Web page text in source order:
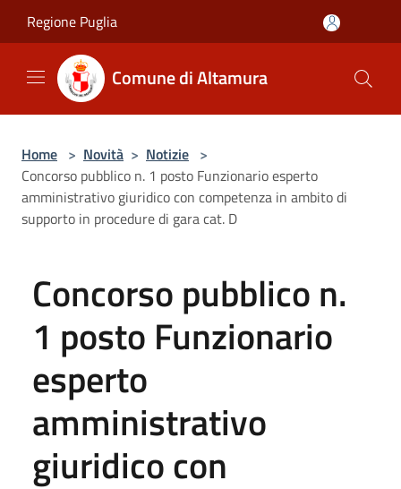
Regione Puglia
Comune di Altamura
Home > Novità > Notizie >
Concorso pubblico n. 1 posto Funzionario esperto
amministrativo giuridico con competenza in ambito di
supporto in procedure di gara cat. D
Concorso pubblico n.
1 posto Funzionario
esperto
amministrativo
giuridico con